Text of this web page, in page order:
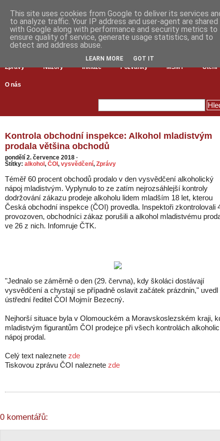
Zprávy Názory Inkluze Pozvánky MŠMT Čtení
O nás
Kontrola obchodní inspekce: Alkohol mladistvým
prodala většina obchodů
pondělí 2. července 2018 ·
Štítky: alkohol, ČOI, vysvědčení, Zprávy
Téměř 60 procent obchodů prodalo v den vysvědčení alkoholický
nápoj mladistvým. Vyplynulo to ze zatím nejrozsáhlejší kontroly
dodržování zákazu prodeje alkoholu lidem mladším 18 let, kterou
Česká obchodní inspekce (ČOI) provedla. Inspektoři zkontrolovali
provozoven, obchodníci zákaz porušili a alkohol mladistvému
ve 26 z nich. Infomruje ČTK.
"Jednalo se záměrně o den (29. června), kdy školáci dostávají
vysvědčení a chystají se případně oslavit začátek prázdnin," uvedl
ústřední ředitel ČOI Mojmír Bezecný.
Nejhorší situace byla v Olomouckém a Moravskoslezském kraji,
mladistvým figurantům ČOI prodejce při všech kontrolách
nápoj prodal.
Celý text naleznete zde
Tiskovou zprávu ČOI naleznete zde
0 komentářů:
This site uses cookies from Google to deliver its services
to analyze traffic. Your IP address and user-agent are shared
with Google along with performance and security metrics to
ensure quality of service, generate usage statistics, and to
detect and address abuse.
LEARN MORE GOT IT